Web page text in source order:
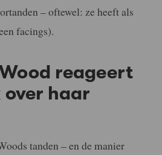
– oftewel: ze heeft als
facings).
reageert
over haar
tanden – en de manier